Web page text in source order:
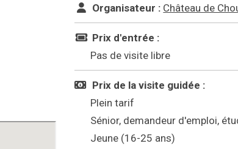
Organisateur : Château de
Prix d'entrée :
Pas de visite libre
Prix de la visite guidée :
Plein tarif
Sénior, demandeur d'emploi,
Jeune (16-25 ans)